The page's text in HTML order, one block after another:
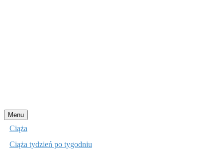
Menu Przejdź
do
Ciąża
Ciąża tydzień po tygodniu